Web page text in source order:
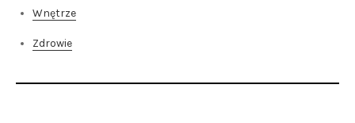
Wnętrze
Zdrowie